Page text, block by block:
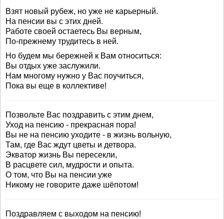
Взят новый рубеж, но уже не карьерный.
На пенсии вы с этих дней.
Работе своей остаетесь Вы верным,
По-прежнему трудитесь в ней.
Но будем мы бережней к Вам относиться:
Вы отдых уже заслужили.
Нам многому нужно у Вас поучиться,
Пока вы еще в коллективе!
Позвольте Вас поздравить с этим днем,
Уход на пенсию - прекрасная пора!
Вы не на пенсию уходите - в жизнь вольную,
Там, где Вас ждут цветы и детвора.
Экватор жизнь Вы пересекли,
В расцвете сил, мудрости и опыта.
О том, что Вы на пенсии уже
Никому не говорите даже шёпотом!
Поздравляем с выходом на пенсию!